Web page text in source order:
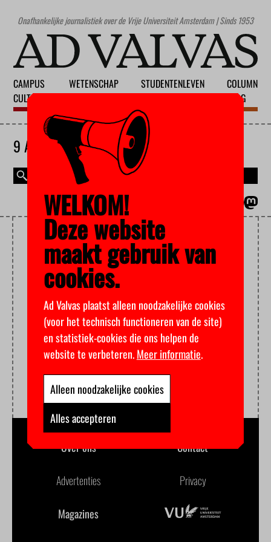
Onafhankelijke journalistiek over de Vrije Universiteit Amsterdam | Sinds 1953
CAMPUS
CULTUUR
WETENSCHAP
STUDENTENLEVEN
COLUMN
BLOG
9 AUGUSTUS 2026
MASTER
Over ons Contact
Advertenties Privacy
Magazines
WELKOM!
Deze website
maakt gebruik van
cookies.
Ad Valvas plaatst alleen noodzakelijke cookies
(voor het technisch functioneren van de site)
en statistiek-cookies die ons helpen de
website te verbeteren.Meer informatie.
Alleen noodzakelijke cookies
Alles accepteren